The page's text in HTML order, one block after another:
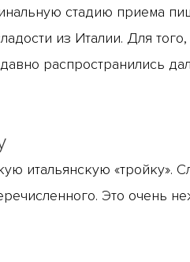
стадию приема
из Италии. Для
распространились
итальянскую «тройку».
Это очень